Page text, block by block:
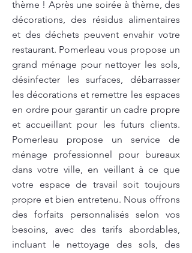
thème ! Après une soirée à thème, des
décorations, des résidus alimentaires
et des déchets peuvent envahir votre
restaurant. Pomerleau vous propose un
grand ménage pour nettoyer les sols,
désinfecter les surfaces, débarrasser
les décorations et remettre les espaces
en ordre pour garantir un cadre propre
et accueillant pour les futurs clients.
Pomerleau propose un service de
ménage professionnel pour bureaux
dans votre ville, en veillant à ce que
votre espace de travail soit toujours
propre et bien entretenu. Nous offrons
des forfaits personnalisés selon vos
besoins, avec des tarifs abordables,
incluant le nettoyage des sols, des